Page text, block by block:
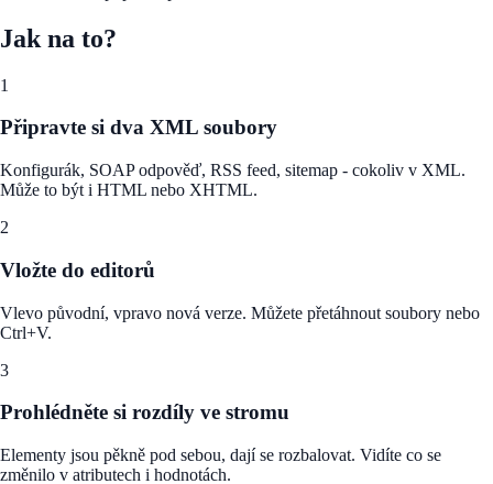
Jak na to?
1
Připravte si dva XML soubory
Konfigurák, SOAP odpověď, RSS feed, sitemap - cokoliv v XML.
Může to být i HTML nebo XHTML.
2
Vložte do editorů
Vlevo původní, vpravo nová verze. Můžete přetáhnout soubory nebo
Ctrl+V.
3
Prohlédněte si rozdíly ve stromu
Elementy jsou pěkně pod sebou, dají se rozbalovat. Vidíte co se
změnilo v atributech i hodnotách.